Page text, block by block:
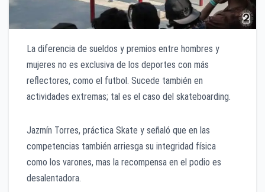
La diferencia de sueldos y premios entre hombres y
mujeres no es exclusiva de los deportes con más
reflectores, como el futbol. Sucede también en
actividades extremas; tal es el caso del skateboarding.
Jazmín Torres, práctica Skate y señaló que en las
competencias también arriesga su integridad física
como los varones, mas la recompensa en el podio es
desalentadora.